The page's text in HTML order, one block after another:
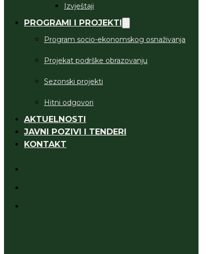
Izvještaji
PROGRAMI I PROJEKTI
Program socio-ekonomskog osnaživanja
Projekat podrške obrazovanju
Sezonski projekti
Hitni odgovori
AKTUELNOSTI
JAVNI POZIVI I TENDERI
KONTAKT